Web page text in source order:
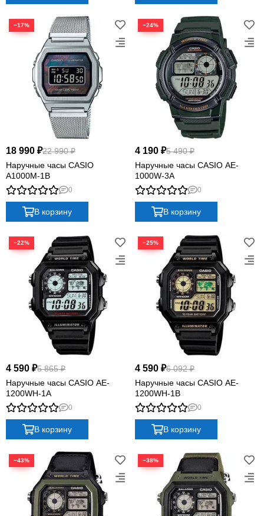
−17%
18 990 ₽22 990 ₽
Наручные часы CASIO
A1000M-1B
0
В корзину
−24%
4 190 ₽5 490 ₽
Наручные часы CASIO AE-
1000W-3A
0
В корзину
−22%
4 590 ₽5 865 ₽
Наручные часы CASIO AE-
1200WH-1A
0
В корзину
−25%
4 590 ₽6 092 ₽
Наручные часы CASIO AE-
1200WH-1B
0
В корзину
−43% −38%